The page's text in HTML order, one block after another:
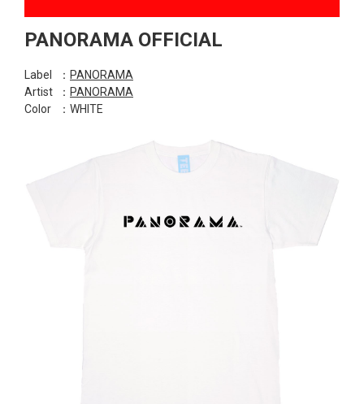
PANORAMA OFFICIAL
Label ： PANORAMA
Artist
： PANORAMA
Color
：WHITE